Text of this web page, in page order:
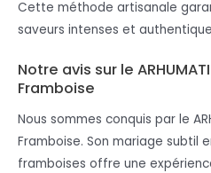
Cette méthode artisanale
saveurs intenses et
Notre avis sur le
Framboise
Nous sommes conquis par le
Framboise. Son mariage subtil
framboises offre une